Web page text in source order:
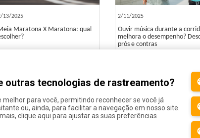
13/2025
Maratona X Maratona: qual
2/11/2025
Ouvir música durante a
melhora o desempenho?
prós e contras
« 1 2
outras tecnologias de rastreamento?
para você, permitindo reconhecer se você já
ou, ainda, para facilitar a navegação em nosso site.
clique aqui para ajustar as suas preferências